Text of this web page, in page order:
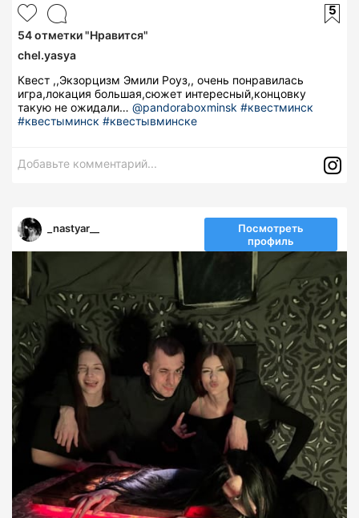
5
54отметки "Нравится"
chel.yasya
Квест ,,Экзорцизм Эмили Роуз,, очень понравилась
игра,локация большая,сюжет интересный,концовку
такую не ожидали… @pandoraboxminsk #квестминск
#квестыминск #квестывминске
Добавьте комментарий...
_nastyar__
Посмотреть
профиль